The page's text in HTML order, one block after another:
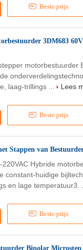
Beste prijs
3DM683
Beste prijs
motorbestuurder
laag-trillings ...
Lees
Stappen van
Beste prijs
Hybride
constant-huidige
en lage temperatuur3.
Bipolar